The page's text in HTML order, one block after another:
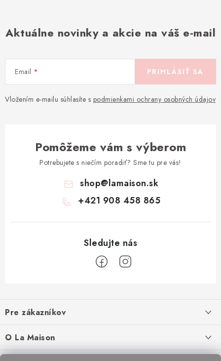
Aktuálne novinky a akcie na váš e-mail
Email
Vložením e-mailu súhlasíte s podmienkami ochrany osobných údajov
PRIHLÁSIŤ SA
Pomôžeme vám s výberom
Potrebujete s niečím poradiť? Sme tu pre vás!
shop@lamaison.sk
+421 908 458 865
p
ä
t
Pre zákazníkov
Doprava a platba
O La Maison
O nás